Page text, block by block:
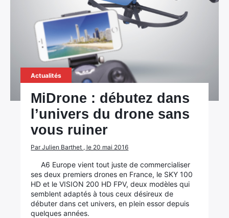
Actualités
MiDrone : débutez dans
l’univers du drone sans
vous ruiner
Par Julien Barthet , le 20 mai 2016
A6 Europe vient tout juste de commercialiser
ses deux premiers drones en France, le SKY 100
HD et le VISION 200 HD FPV, deux modèles qui
semblent adaptés à tous ceux désireux de
débuter dans cet univers, en plein essor depuis
quelques années.